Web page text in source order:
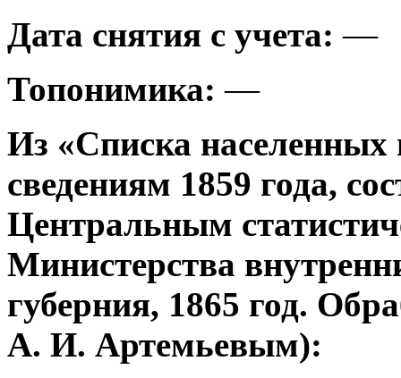
Дата снятия с учета: —
Топонимика: —
Из «Списка населенных
сведениям 1859 года,
Центральным
Министерства
губерния, 1865 год.
А. И. Артемьевым):